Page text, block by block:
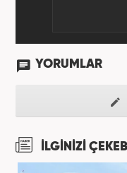
YORUMLAR
İLGİNİZİ